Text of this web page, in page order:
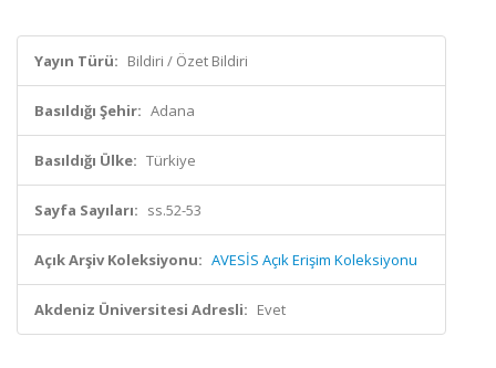
Yayın Türü: Bildiri / Özet Bildiri
Basıldığı Şehir: Adana
Basıldığı Ülke: Türkiye
Sayfa Sayıları: ss.52-53
Açık Arşiv Koleksiyonu: AVESİS Açık Erişim Koleksiyonu
Akdeniz Üniversitesi Adresli: Evet